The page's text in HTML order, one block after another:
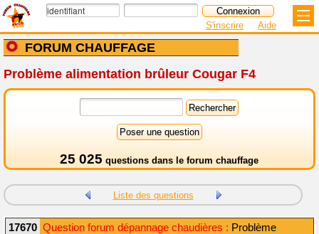
FORUM CHAUFFAGE
S'inscrire Aide
Problème alimentation brûleur Cougar F4
25 025 questions dans le forum chauffage
Liste des questions
17670 Question forum dépannage chaudières : Problème